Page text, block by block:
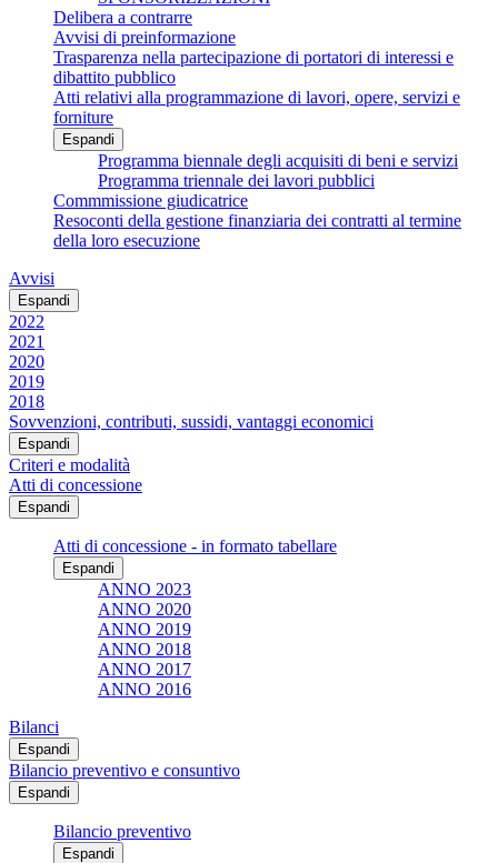
Delibera a contrarre
Avvisi di preinformazione
Trasparenza nella partecipazione di portatori di interessi e
dibattito pubblico
Atti relativi alla programmazione di lavori, opere, servizi e
forniture
Espandi
Programma biennale degli acquisiti di beni e servizi
Programma triennale dei lavori pubblici
Commmissione giudicatrice
Resoconti della gestione finanziaria dei contratti al termine
della loro esecuzione
Avvisi
Espandi
2022
2021
2020
2019
2018
Sovvenzioni, contributi, sussidi, vantaggi economici
Espandi
Criteri e modalità
Atti di concessione
Espandi
Atti di concessione - in formato tabellare
Espandi
ANNO 2023
ANNO 2020
ANNO 2019
ANNO 2018
ANNO 2017
ANNO 2016
Bilanci
Espandi
Bilancio preventivo e consuntivo
Espandi
Bilancio preventivo
Espandi